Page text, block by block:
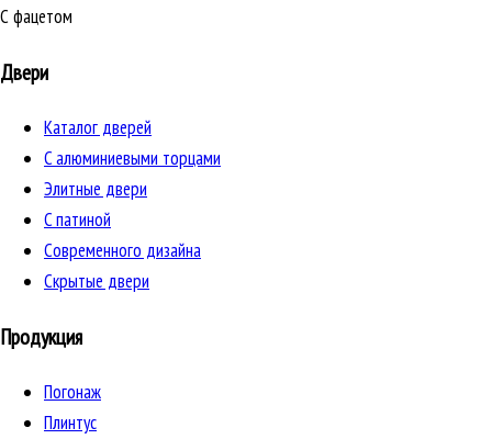
С фацетом
Двери
Каталог дверей
C алюминиевыми торцами
Элитные двери
C патиной
Cовременного дизайна
Скрытые двери
Продукция
Погонаж
Плинтус